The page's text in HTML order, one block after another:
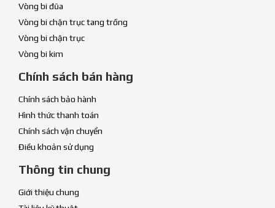
Vòng bi đũa
Vòng bi chặn trục tang trống
Vòng bi chặn trục
Vòng bi kim
Chính sách bán hàng
Chính sách bảo hành
Hình thức thanh toán
Chính sách vận chuyển
Điều khoản sử dụng
Thông tin chung
Giới thiệu chung